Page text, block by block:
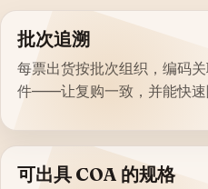
批次追溯
每票出货按批次组织，编码
件——让复购一致，并能快速
可出具 COA 的规格